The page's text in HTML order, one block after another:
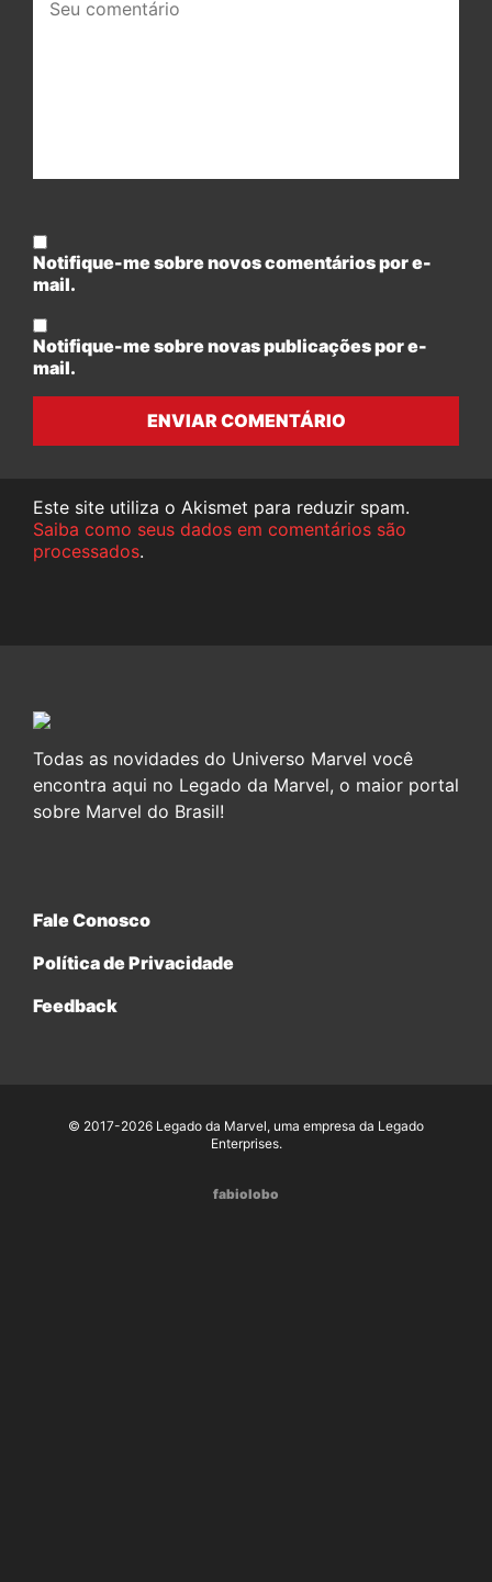
comentário:
Notifique-me sobre novos comentários por e-
mail.
Notifique-me sobre novas publicações por e-
mail.
ENVIAR COMENTÁRIO
Este site utiliza o Akismet para reduzir spam.
Saiba como seus dados em comentários são
processados.
Todas as novidades do Universo Marvel você
encontra aqui no Legado da Marvel, o maior portal
sobre Marvel do Brasil!
Fale Conosco
Política de Privacidade
Feedback
© 2017-2026 Legado da Marvel, uma empresa da Legado
Enterprises.
fabiolobo